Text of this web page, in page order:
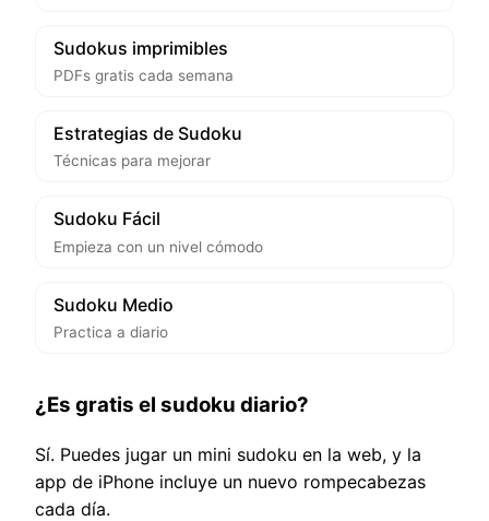
Sudokus imprimibles
PDFs gratis cada semana
Estrategias de Sudoku
Técnicas para mejorar
Sudoku Fácil
Empieza con un nivel cómodo
Sudoku Medio
Practica a diario
¿Es gratis el sudoku diario?
Sí. Puedes jugar un mini sudoku en la web, y la
app de iPhone incluye un nuevo rompecabezas
cada día.